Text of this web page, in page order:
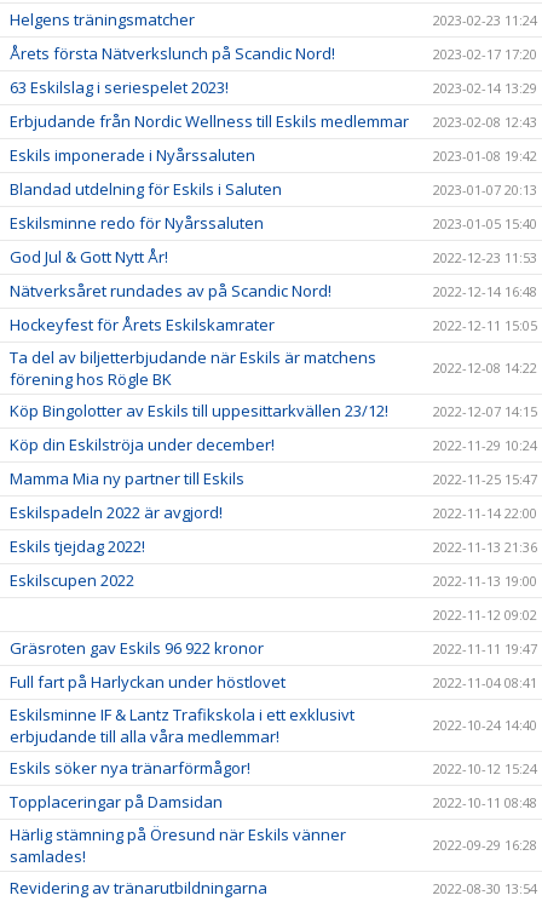
Helgens träningsmatcher 2023-02-23 11:24
Årets första Nätverkslunch på Scandic Nord! 2023-02-17 17:20
63 Eskilslag i seriespelet 2023! 2023-02-14 13:29
Erbjudande från Nordic Wellness till Eskils medlemmar 2023-02-08 12:43
Eskils imponerade i Nyårssaluten 2023-01-08 19:42
Blandad utdelning för Eskils i Saluten 2023-01-07 20:13
Eskilsminne redo för Nyårssaluten 2023-01-05 15:40
God Jul & Gott Nytt År! 2022-12-23 11:53
Nätverksåret rundades av på Scandic Nord! 2022-12-14 16:48
Hockeyfest för Årets Eskilskamrater 2022-12-11 15:05
Ta del av biljetterbjudande när Eskils är matchens
förening hos Rögle BK
2022-12-08 14:22
Köp Bingolotter av Eskils till uppesittarkvällen 23/12! 2022-12-07 14:15
Köp din Eskilströja under december! 2022-11-29 10:24
Mamma Mia ny partner till Eskils 2022-11-25 15:47
Eskilspadeln 2022 är avgjord! 2022-11-14 22:00
Eskils tjejdag 2022! 2022-11-13 21:36
Eskilscupen 2022
2022-11-13 19:00
2022-11-12 09:02
Gräsroten gav Eskils 96 922 kronor 2022-11-11 19:47
Full fart på Harlyckan under höstlovet 2022-11-04 08:41
Eskilsminne IF & Lantz Trafikskola i ett exklusivt
erbjudande till alla våra medlemmar!
2022-10-24 14:40
Eskils söker nya tränarförmågor! 2022-10-12 15:24
Topplaceringar på Damsidan 2022-10-11 08:48
Härlig stämning på Öresund när Eskils vänner
samlades!
2022-09-29 16:28
Revidering av tränarutbildningarna 2022-08-30 13:54